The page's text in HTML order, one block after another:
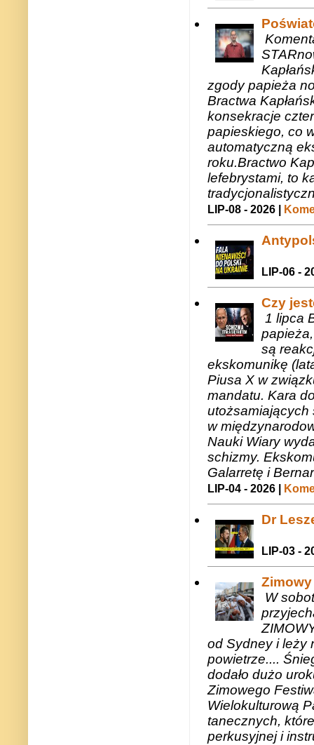
zgody papieża
Bractwa
konsekracje
papieskiego, co
automatyczną
roku.Bractwo
lefebrystami, to
LIP-08 - 2026 |
LIP-06 -
Czy
1 lipca
są
ekskomunikę
Piusa X w
mandatu. Kara
utożsamiających
w
Nauki Wiary
schizmy.
Galarretę i
LIP-04 - 2026 |
Dr
LIP-03 -
W
od Sydney i leży
powietrze....
dodało dużo
Zimowego
Wielokulturową
tanecznych,
perkusyjnej i